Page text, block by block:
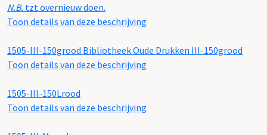
N.B. tzt overnieuw doen.
Toon details van deze beschrijving
1505-III-150grood Bibliotheek Oude Drukken III-150grood
Toon details van deze beschrijving
1505-III-150Lrood
Toon details van deze beschrijving